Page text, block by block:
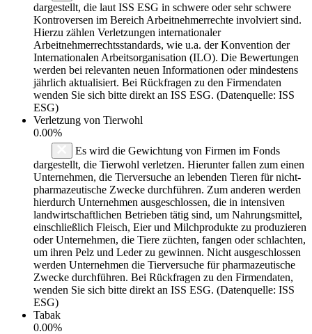
dargestellt, die laut ISS ESG in schwere oder sehr schwere
Kontroversen im Bereich Arbeitnehmerrechte involviert sind.
Hierzu zählen Verletzungen internationaler
Arbeitnehmerrechtsstandards, wie u.a. der Konvention der
Internationalen Arbeitsorganisation (ILO). Die Bewertungen
werden bei relevanten neuen Informationen oder mindestens
jährlich aktualisiert. Bei Rückfragen zu den Firmendaten
wenden Sie sich bitte direkt an ISS ESG. (Datenquelle: ISS
ESG)
Verletzung von Tierwohl
0.00%
Es wird die Gewichtung von Firmen im Fonds
dargestellt, die Tierwohl verletzen. Hierunter fallen zum einen
Unternehmen, die Tierversuche an lebenden Tieren für nicht-
pharmazeutische Zwecke durchführen. Zum anderen werden
hierdurch Unternehmen ausgeschlossen, die in intensiven
landwirtschaftlichen Betrieben tätig sind, um Nahrungsmittel,
einschließlich Fleisch, Eier und Milchprodukte zu produzieren
oder Unternehmen, die Tiere züchten, fangen oder schlachten,
um ihren Pelz und Leder zu gewinnen. Nicht ausgeschlossen
werden Unternehmen die Tierversuche für pharmazeutische
Zwecke durchführen. Bei Rückfragen zu den Firmendaten,
wenden Sie sich bitte direkt an ISS ESG. (Datenquelle: ISS
ESG)
Tabak
0.00%